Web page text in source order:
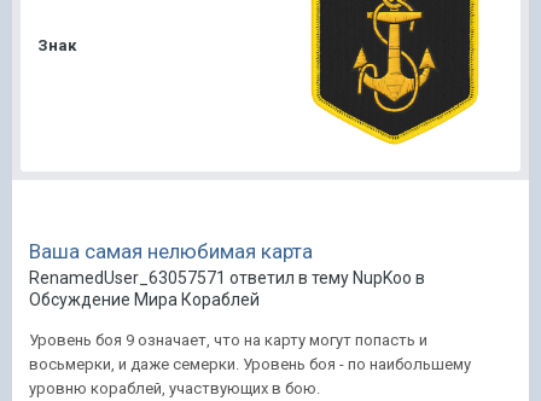
Знак
Ваша самая нелюбимая карта
RenamedUser_63057571 ответил в тему NupKoo в
Обсуждение Мира Кораблей
Уровень боя 9 означает, что на карту могут попасть и
восьмерки, и даже семерки. Уровень боя - по наибольшему
уровню кораблей, участвующих в бою.